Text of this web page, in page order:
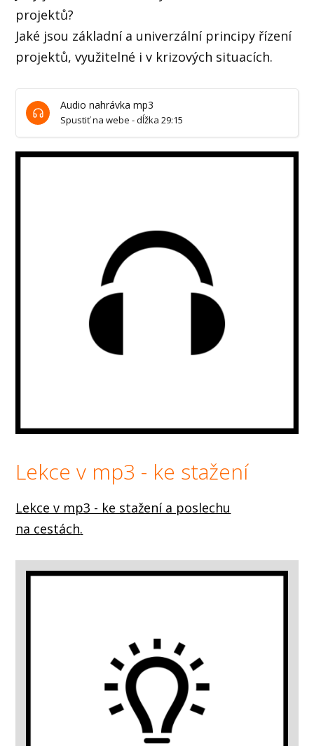
projektů?
Jaké jsou základní a univerzální principy řízení
projektů, využitelné i v krizových situacích.
Audio nahrávka mp3
Spustiť na webe - dĺžka 29:15
Lekce v mp3 - ke stažení
Lekce v mp3 - ke stažení a poslechu
na cestách.